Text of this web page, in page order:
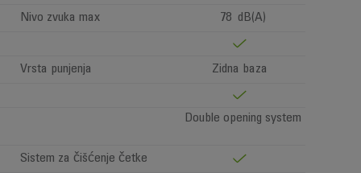
Nivo zvuka max
78 dB(A)
Vrsta punjenja Zidna baza
Double opening system
Sistem za čišćenje četke